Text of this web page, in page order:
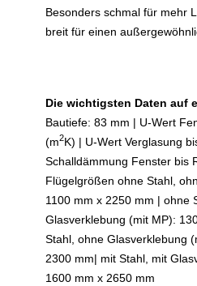
Besonders schmal für mehr
breit für einen
Die wichtigsten Daten auf
Bautiefe: 83 mm | U-Wert
(m2K) | U-Wert Verglasung
Schalldämmung Fenster bis
Flügelgrößen ohne Stahl,
1100 mm x 2250 mm | ohne
Glasverklebung (mit MP):
Stahl, ohne Glasverklebung
2300 mm| mit Stahl, mit
1600 mm x 2650 mm